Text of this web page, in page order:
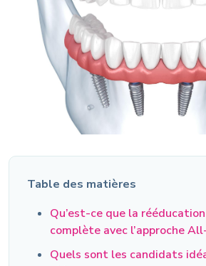
Table des matières
Qu’est-ce que la
complète avec l’approche
Quels sont les candidats